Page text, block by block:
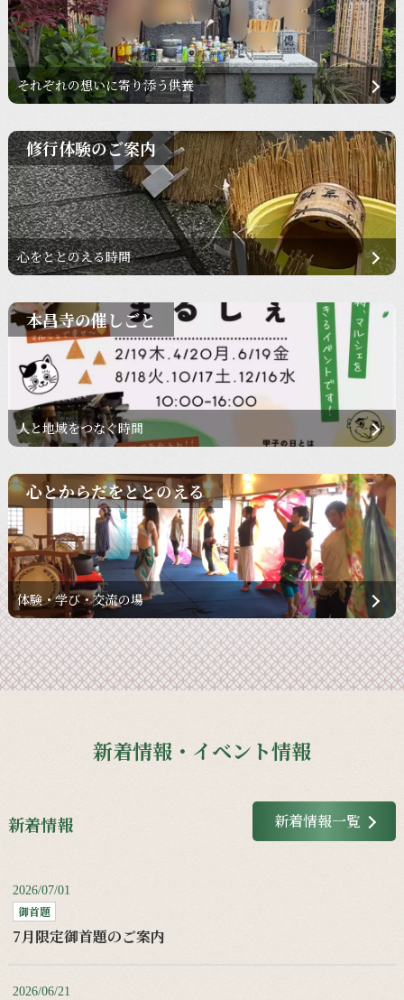
それぞれの想いに寄り添う供養
修行体験のご案内
心をととのえる時間
本昌寺の催しごと
人と地域をつなぐ時間
心とからだをととのえる
体験・学び・交流の場
新着情報・イベント情報
新着情報 新着情報一覧
2026/07/01
御首題
7月限定御首題のご案内
2026/06/21